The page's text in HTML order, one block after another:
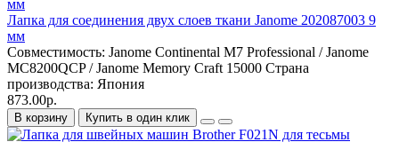
Лапка для соединения двух слоев ткани Janome 202087003 9
мм
Совместимость: Janome Continental M7 Professional / Janome
MC8200QCP / Janome Memory Craft 15000 Страна
производства: Япония
873.00р.
В корзину Купить в один клик